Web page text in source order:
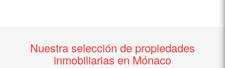
Nuestra selección de propiedades
inmobiliarias en Mónaco